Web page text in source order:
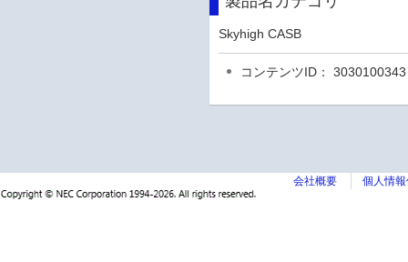
Skyhigh CASB
コンテンツID： 3030100343
会社概要 個人情